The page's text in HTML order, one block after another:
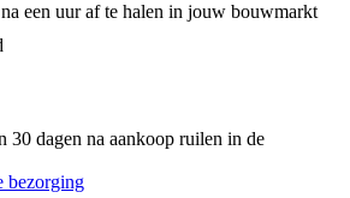
een uur af te halen in jouw bouwmarkt
30 dagen na aankoop ruilen in de
bezorging